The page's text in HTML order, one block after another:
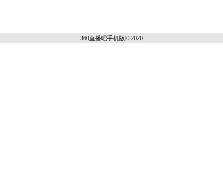
360直播吧手机版© 2020